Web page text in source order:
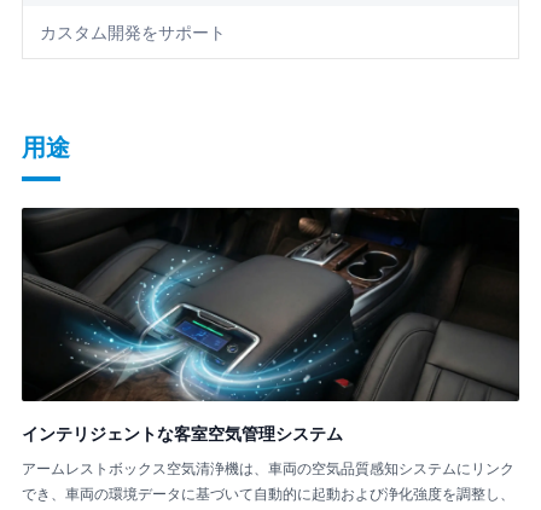
カスタム開発をサポート
用途
インテリジェントな客室空気管理システム
アームレストボックス空気清浄機は、車両の空気品質感知システムにリンク
でき、車両の環境データに基づいて自動的に起動および浄化強度を調整し、